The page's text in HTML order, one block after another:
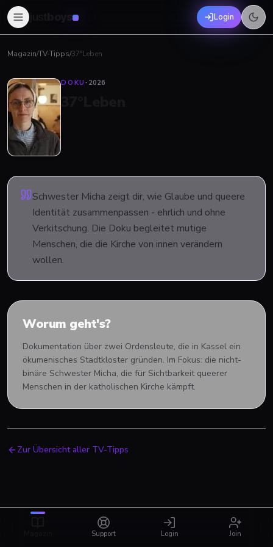
boys Login
Magazin/TV-Tipps/37°Leben
DOKU· 2026
Schwester Micha zeigt dir, wie Glaube und queere
Identität zusammenpassen - ehrlich und ohne
Verkitschung. Die Doku begleitet mutige
Menschen, die die Kirche von innen verändern
wollen.
Worum geht's?
Dokumentation über zwei Ordensleute, die in Kassel ein
ökumenisches Stadtkloster gründen. Im Fokus: die nicht-
binäre Schwester Micha, die für Sichtbarkeit queerer
Menschen in der katholischen Kirche kämpft.
Zur Übersicht aller TV-Tipps
Support Login Join